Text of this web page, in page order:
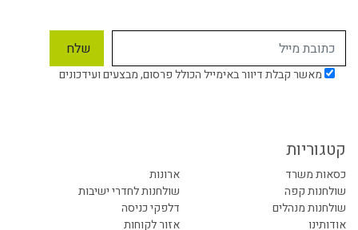
מאשר קבלת דיוור באימייל הכולל פרסום, מבצעים ועידכונים
קטגוריות
כסאות משרד
ארונות
שולחנות קפה
שולחנות לחדרי ישיבות
שולחנות מנהלים
דלפקי כניסה
אודותינו
אזור לקוחות